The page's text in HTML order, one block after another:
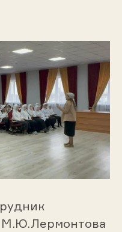
М.Ю.Лермонтова